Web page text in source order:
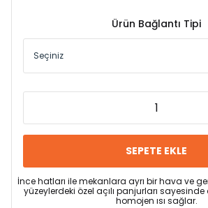
Ürün Bağlantı Tipi
SEPETE EKLE
İnce hatları ile mekanlara ayrı bir hava ve
yüzeylerdeki özel açılı panjurları
homojen ısı sağlar.